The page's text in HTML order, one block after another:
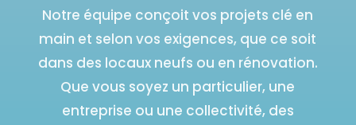
Notre équipe conçoit vos projets clé en
main et selon vos exigences, que ce soit
dans des locaux neufs ou en rénovation.
Que vous soyez un particulier, une
entreprise ou une collectivité, des